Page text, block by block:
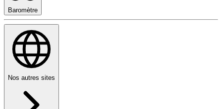
Baromètre
Nos autres sites